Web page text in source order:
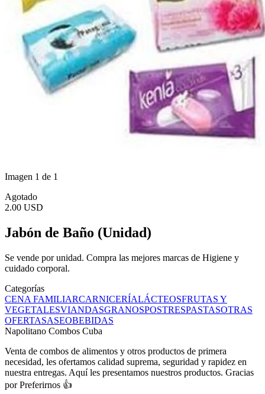
Imagen 1 de 1
Agotado
2.00 USD
Jabón de Baño (Unidad)
Se vende por unidad. Compra las mejores marcas de Higiene y
cuidado corporal.
Categorías
CENA FAMILIARCARNICERÍALÁCTEOSFRUTAS Y
VEGETALESVIANDASGRANOSPOSTRESPASTASOTRAS
OFERTASASEOBEBIDAS
Napolitano Combos Cuba
Venta de combos de alimentos y otros productos de primera
necesidad, les ofertamos calidad suprema, seguridad y rapidez en
nuestra entregas. Aquí les presentamos nuestros productos. Gracias
por Preferirnos 👍